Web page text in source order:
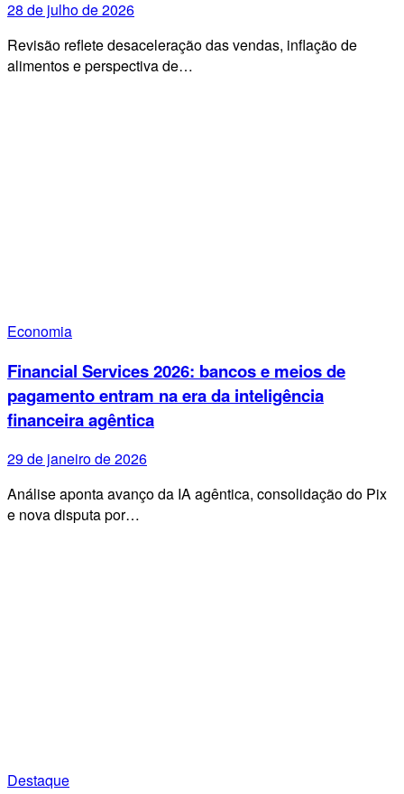
28 de julho de 2026
Revisão reflete desaceleração das vendas, inflação de
alimentos e perspectiva de…
Economia
Financial Services 2026: bancos e meios de
pagamento entram na era da inteligência
financeira agêntica
29 de janeiro de 2026
Análise aponta avanço da IA agêntica, consolidação do Pix
e nova disputa por…
Destaque